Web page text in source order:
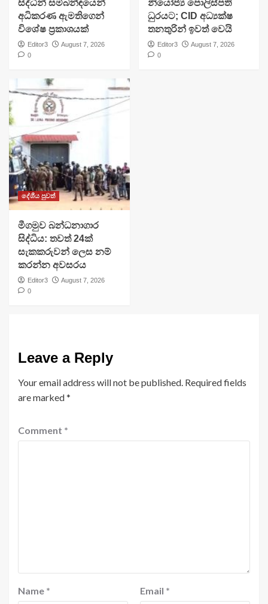
සිද්ධීන් සම්බන්ඳයෙන්
අධිකරණ ඇමතිගෙන්
විශේෂ ප්‍රකාශයක්
Editor3
August 7, 2026
0
නියෝජ්‍ය පොලිස්පති
ධුරයට; CID අධ්‍යක්ෂ
තනතුරින් ඉවත් වෙයි
Editor3
August 7, 2026
0
දේශීය පුවත්
මීගමුව බන්ධනාගාර
සිද්ධිය: තවත් 24ක්
සැකකරුවන් ලෙස නම්
කරන්න අවසරය
Editor3
August 7, 2026
0
Leave a Reply
Your email address will not be published. Required fields
are marked*
Comment *
Name * Email *